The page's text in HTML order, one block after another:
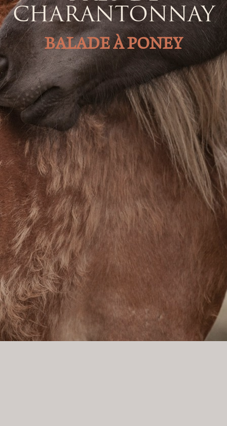
CHARANTONNAY
BALADE À PONEY